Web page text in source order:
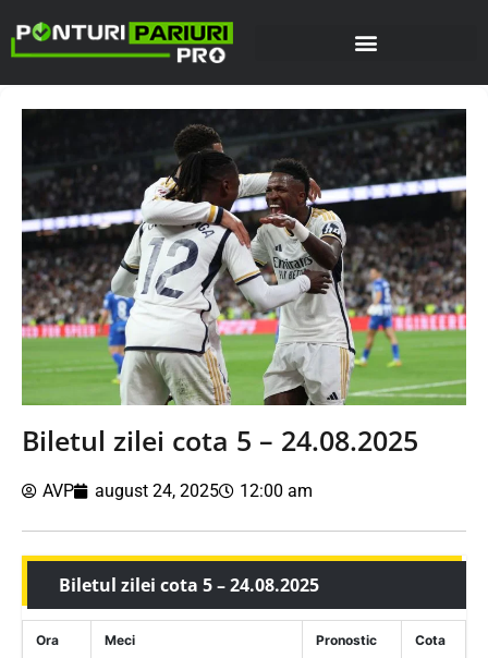
Biletul zilei cota 5 – 24.08.2025
AVP august 24, 2025 12:00 am
Biletul zilei cota 5 – 24.08.2025
Ora Meci Pronostic Cota